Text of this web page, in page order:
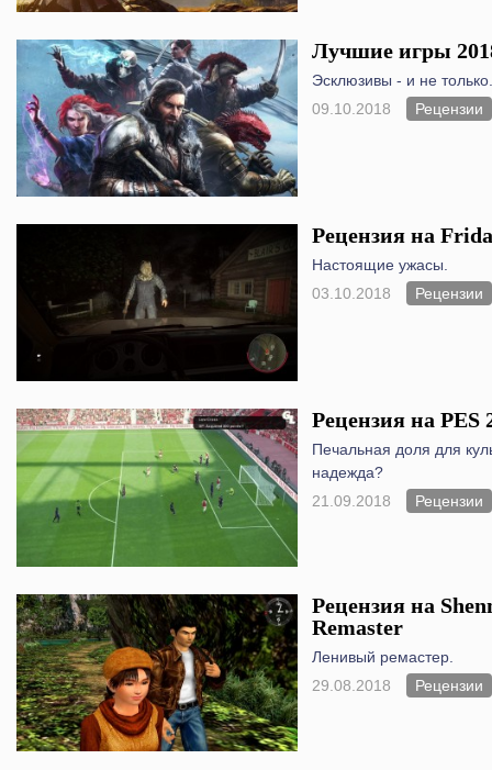
Лучшие игры
Эсклюзивы - и не
09.10.2018
Рецензии
Рецензия на
Настоящие ужасы.
03.10.2018
Рецензии
Рецензия на PES
Печальная доля для
надежда?
21.09.2018
Рецензии
Рецензия на
Remaster
Ленивый ремастер.
29.08.2018
Рецензии